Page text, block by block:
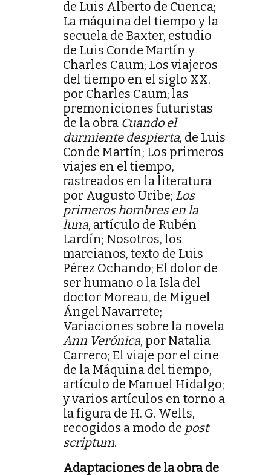
de Luis Alberto de Cuenca;
La máquina del tiempo y la
secuela de Baxter, estudio
de Luis Conde Martín y
Charles Caum; Los viajeros
del tiempo en el siglo XX,
por Charles Caum; las
premoniciones futuristas
de la obra Cuando el
durmiente despierta, de Luis
Conde Martín; Los primeros
viajes en el tiempo,
rastreados en la literatura
por Augusto Uribe; Los
primeros hombres en la
luna, artículo de Rubén
Lardín; Nosotros, los
marcianos, texto de Luis
Pérez Ochando; El dolor de
ser humano o la Isla del
doctor Moreau, de Miguel
Ángel Navarrete;
Variaciones sobre la novela
Ann Verónica, por Natalia
Carrero; El viaje por el cine
de la Máquina del tiempo,
artículo de Manuel Hidalgo;
y varios artículos en torno a
la figura de H. G. Wells,
recogidos a modo de post
scriptum.
Adaptaciones de la obra de